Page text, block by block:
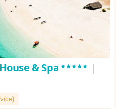
& Spa***** |
více)